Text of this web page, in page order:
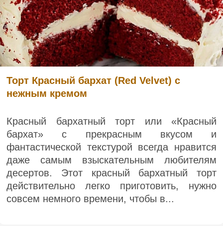
Торт Красный бархат (Red Velvet) с
нежным кремом
Красный бархатный торт или «Красный
бархат» с прекрасным вкусом и
фантастической текстурой всегда нравится
даже самым взыскательным любителям
десертов. Этот красный бархатный торт
действительно легко приготовить, нужно
совсем немного времени, чтобы в...